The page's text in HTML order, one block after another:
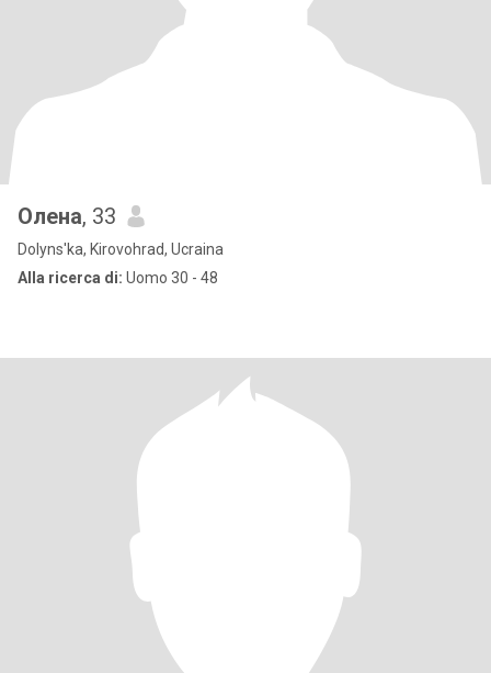
Олена, 33
Dolyns'ka, Kirovohrad, Ucraina
Alla ricerca di: Uomo 30 - 48